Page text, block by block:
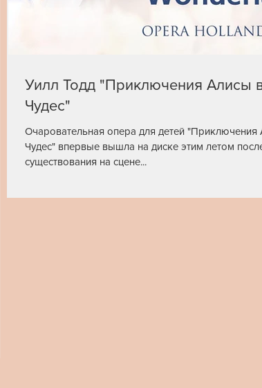
Уилл Тодд "Приключения Алисы
Чудес"
Очаровательная опера для детей "Приключения
Чудес" впервые вышла на диске этим летом
существования на сцене...